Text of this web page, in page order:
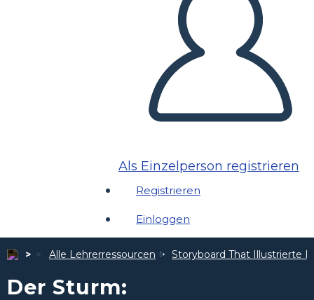
Als Einzelperson registrieren
Registrieren
Einloggen
Alle Lehrerressourcen Storyboard That Illustrierte
Der Sturm: